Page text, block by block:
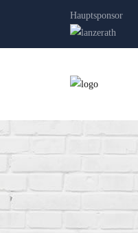
Hauptsponsor